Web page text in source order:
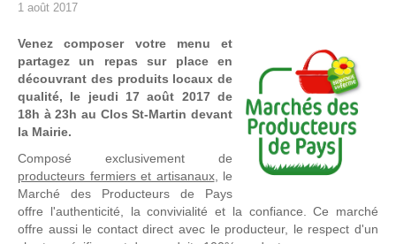
1 août 2017
Venez composer votre menu et
partagez un repas sur place en
découvrant des produits locaux de
qualité, le jeudi 17 août 2017 de
18h à 23h au Clos St-Martin devant
la Mairie.
Composé exclusivement de
producteurs fermiers et artisanaux, le
Marché des Producteurs de Pays
offre l'authenticité, la convivialité et la confiance. Ce marché
offre aussi le contact direct avec le producteur, le respect d'un